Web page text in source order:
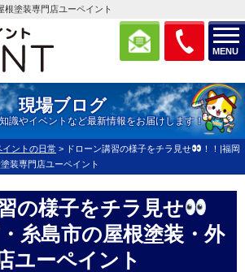
MENU
根塗装専門店ユーペイント
現場ブログ
識やイベントなど最新情報をお届けします！
イントの日常 > ドローン講習の様子をチラ見せ
！！|福岡
装専門店ユーペイント
の様子をチラ見せ
糸島市の屋根塗装・外
ユーペイント